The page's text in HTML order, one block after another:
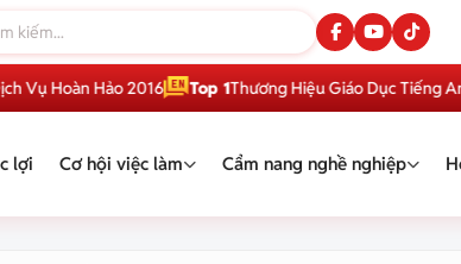
Hảo 2016 Top 1Thương Hiệu Giáo Dục Tiếng Anh Việt
lợi Cơ hội việc làm Cẩm nang nghề nghiệp